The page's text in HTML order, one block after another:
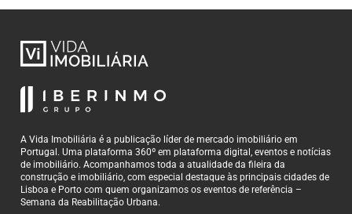
A Vida Imobiliária é a publicação líder de mercado imobiliário em
Portugal. Uma plataforma 360º em plataforma digital, eventos e notícias
de imobiliário. Acompanhamos toda a atualidade da fileira da
construção e imobiliário, com especial destaque às principais cidades de
Lisboa e Porto com quem organizamos os eventos de referência –
Semana da Reabilitação Urbana.